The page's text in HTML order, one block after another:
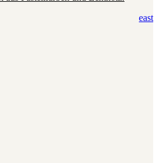
east